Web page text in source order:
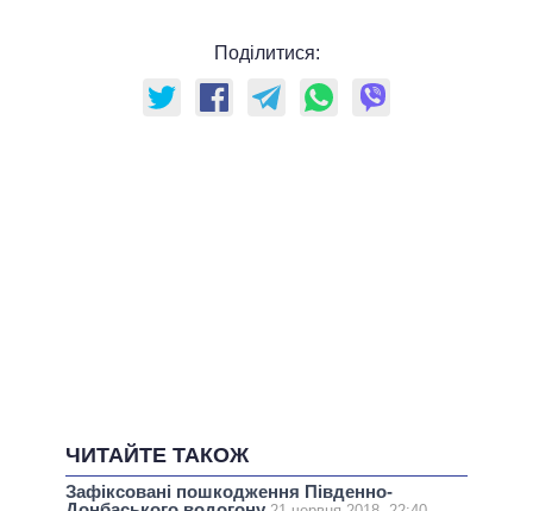
Поділитися:
ЧИТАЙТЕ ТАКОЖ
Зафіксовані пошкодження Південно-